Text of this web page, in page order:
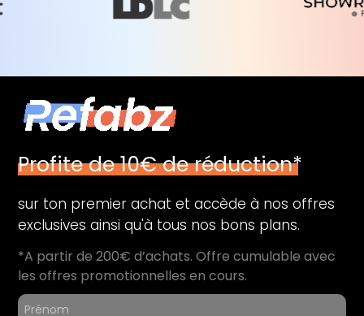
Profite de 10€ de réduction*
sur ton premier achat et accède à nos offres
exclusives ainsi qu'à tous nos bons plans.
*A partir de 200€ d’achats. Offre cumulable avec
les offres promotionnelles en cours.